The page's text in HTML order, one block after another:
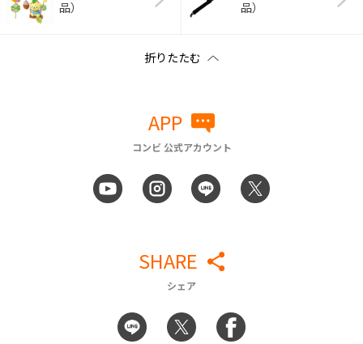
品）
品）
APP
コンビ 公式アカウント
SHARE
シェア